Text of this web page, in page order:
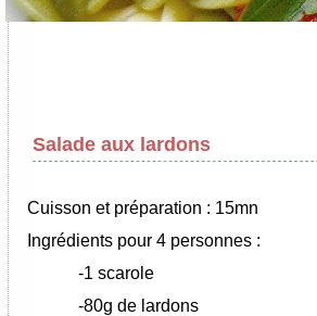
Salade aux lardons
Cuisson et préparation : 15mn
Ingrédients pour 4 personnes :
-1 scarole
-80g de lardons